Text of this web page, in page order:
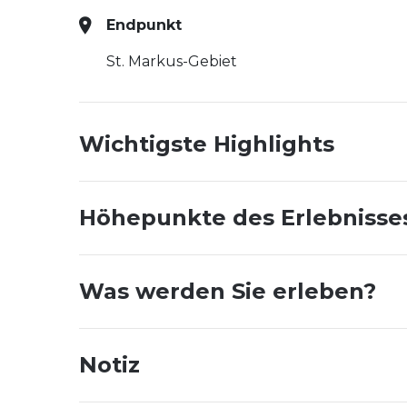
Endpunkt
St. Markus-Gebiet
Wichtigste Highlights
Höhepunkte des
Was werden Sie erleben?
Notiz